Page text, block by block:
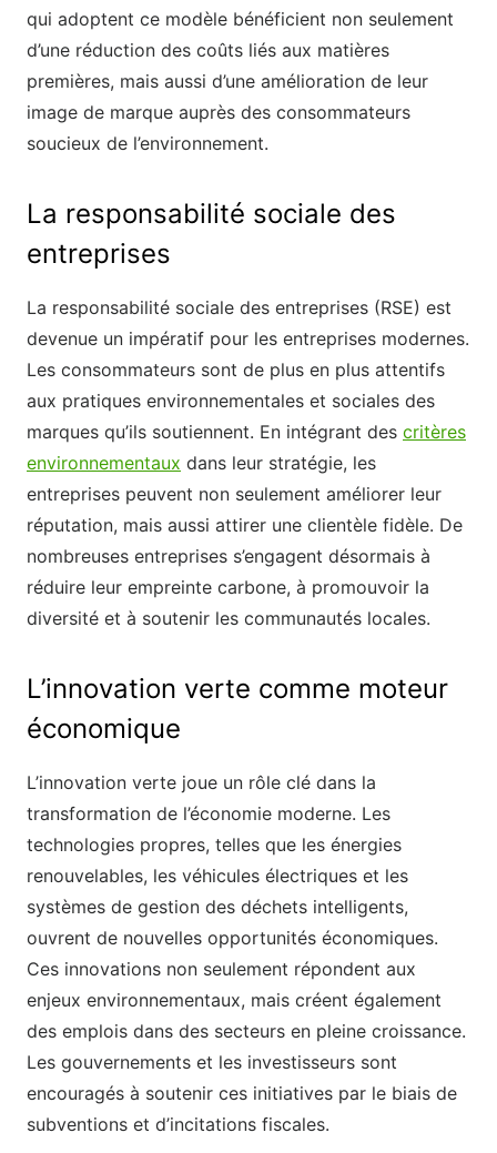
qui adoptent ce modèle bénéficient non seulement
d’une réduction des coûts liés aux matières
premières, mais aussi d’une amélioration de leur
image de marque auprès des consommateurs
soucieux de l’environnement.
La responsabilité sociale des
entreprises
La responsabilité sociale des entreprises (RSE) est
devenue un impératif pour les entreprises modernes.
Les consommateurs sont de plus en plus attentifs
aux pratiques environnementales et sociales des
marques qu’ils soutiennent. En intégrant des critères
environnementaux dans leur stratégie, les
entreprises peuvent non seulement améliorer leur
réputation, mais aussi attirer une clientèle fidèle. De
nombreuses entreprises s’engagent désormais à
réduire leur empreinte carbone, à promouvoir la
diversité et à soutenir les communautés locales.
L’innovation verte comme moteur
économique
L’innovation verte joue un rôle clé dans la
transformation de l’économie moderne. Les
technologies propres, telles que les énergies
renouvelables, les véhicules électriques et les
systèmes de gestion des déchets intelligents,
ouvrent de nouvelles opportunités économiques.
Ces innovations non seulement répondent aux
enjeux environnementaux, mais créent également
des emplois dans des secteurs en pleine croissance.
Les gouvernements et les investisseurs sont
encouragés à soutenir ces initiatives par le biais de
subventions et d’incitations fiscales.